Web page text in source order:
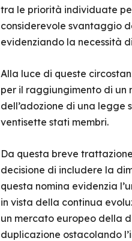
tra le priorità individuate
considerevole svantaggio
evidenziando la necessità
Alla luce di queste
per il raggiungimento di un
dell’adozione di una legge
ventisette stati membri.
Da questa breve
decisione di includere la
questa nomina evidenzia
in vista della continua
un mercato europeo della
duplicazione ostacolando